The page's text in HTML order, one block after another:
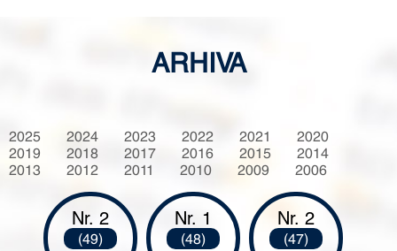
ARHIVA
2025 2024 2023 2022 2021
2020
2019
2018 2017 2016 2015
2014
2013
2012 2011 2010 2009 2006
Nr. 2
(49)
Nr. 1
(48)
Nr. 2
(47)